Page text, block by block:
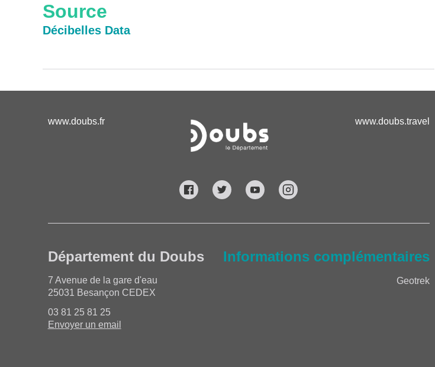
Source
Décibelles Data
www.doubs.fr www.doubs.travel
Département du Doubs
7 Avenue de la gare d'eau
25031 Besançon CEDEX
03 81 25 81 25
Envoyer un email
Informations complémentaires
Geotrek